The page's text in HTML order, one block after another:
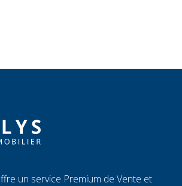
un service Premium de Vente et